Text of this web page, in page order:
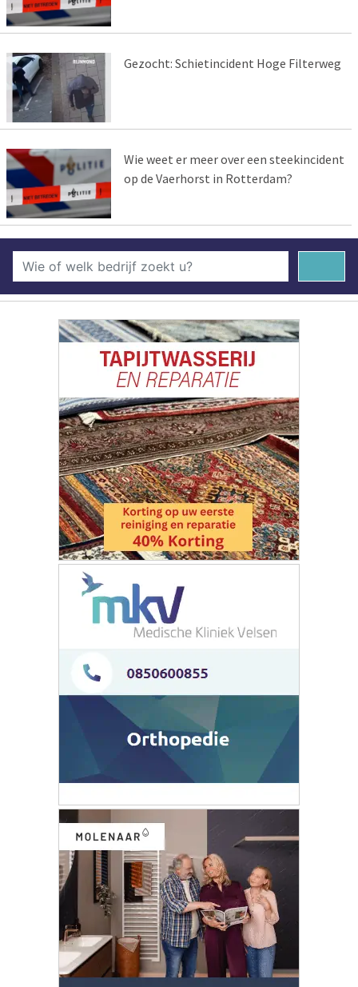
Gezocht: Schietincident Hoge Filterweg
Wie weet er meer over een steekincident
op de Vaerhorst in Rotterdam?